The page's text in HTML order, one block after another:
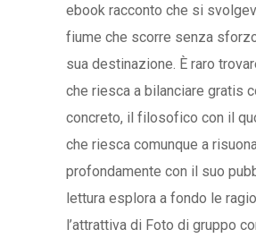
ebook racconto che si
fiume che scorre senza
sua destinazione. È raro
che riesca a bilanciare gratis
concreto, il filosofico con il
che riesca comunque a
profondamente con il suo
lettura esplora a fondo le
l’attrattiva di Foto di gruppo